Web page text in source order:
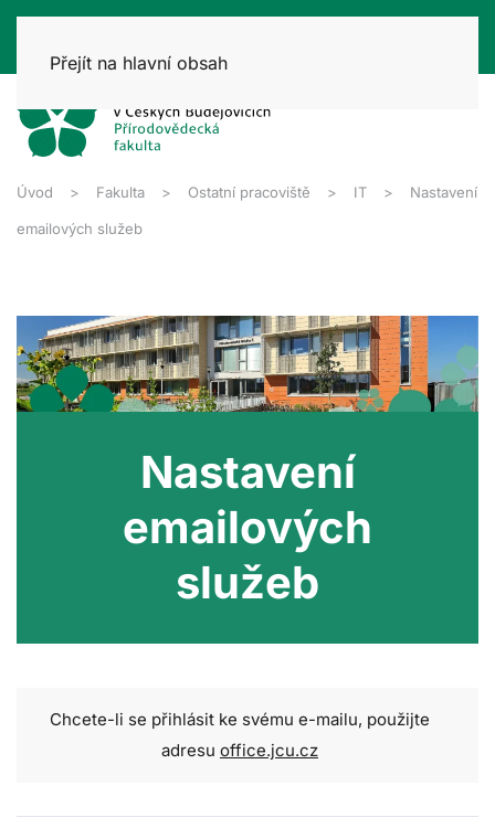
Přejít na hlavní obsah
Úvod Fakulta Ostatní pracoviště IT Nastavení
emailových služeb
Nastavení
emailových
služeb
Chcete-li se přihlásit ke svému e-mailu, použijte
adresu office.jcu.cz